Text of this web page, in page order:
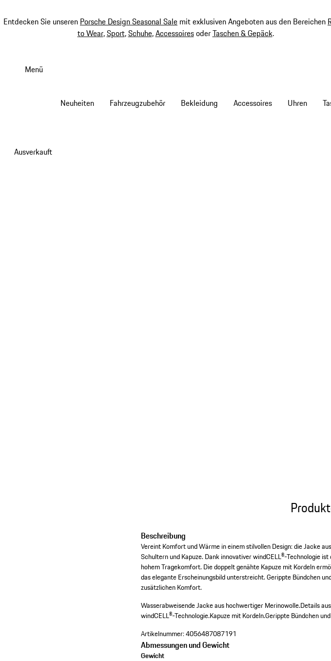
Entdecken Sie unseren Porsche Design Seasonal Sale mit exklusiven Angeboten aus den Bereichen
to Wear,Sport,Schuhe,AccessoiresoderTaschen & Gepäck.
Hauptinhalt
Menü
Neuheiten Fahrzeugzubehör Bekleidung Accessoires Uhren
Ausverkauft
Beschreibung
Vereint Komfort und Wärme in einem stilvollen Design: die Jacke
Schultern und Kapuze. Dank innovativer windCELL®-Technologie
hohem Tragekomfort. Die doppelt genähte Kapuze mit Kordeln
das elegante Erscheinungsbild unterstreicht. Gerippte Bündchen
zusätzlichen Komfort.
Wasserabweisende Jacke aus hochwertiger Merinowolle.Details
windCELL®-Technologie.Kapuze mit Kordeln.Gerippte Bündchen
Artikelnummer:4056487087191
Abmessungen und Gewicht
Gewicht